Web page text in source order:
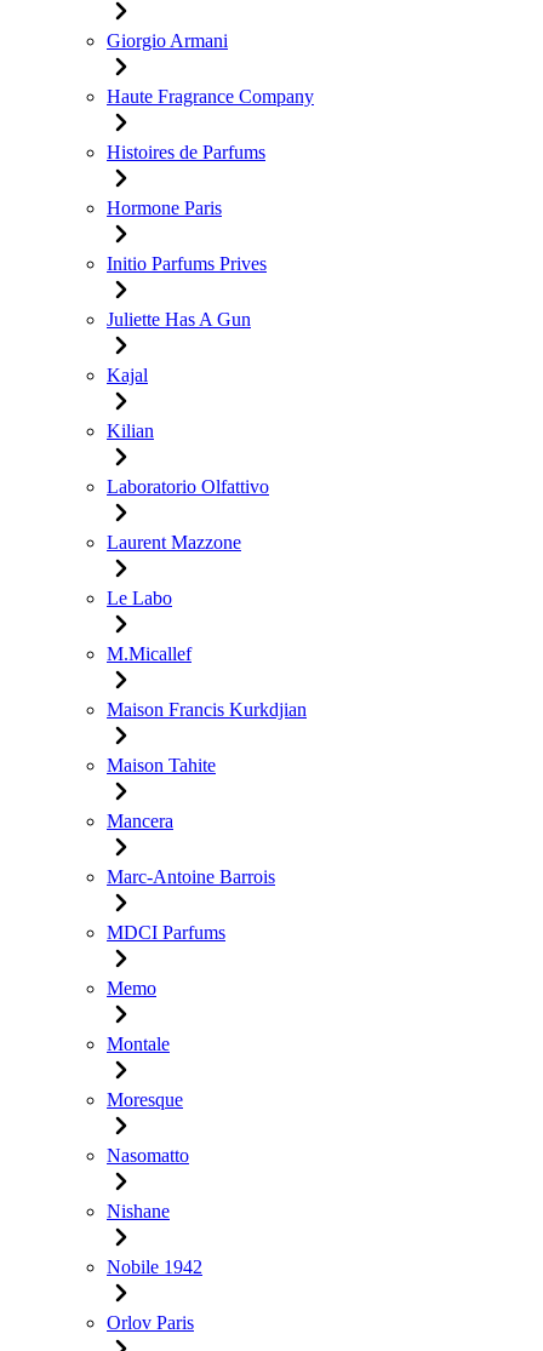
Giorgio Armani
Haute Fragrance Company
Histoires de Parfums
Hormone Paris
Initio Parfums Prives
Juliette Has A Gun
Kajal
Kilian
Laboratorio Olfattivo
Laurent Mazzone
Le Labo
M.Micallef
Maison Francis Kurkdjian
Maison Tahite
Mancera
Marc-Antoine Barrois
MDCI Parfums
Memo
Montale
Moresque
Nasomatto
Nishane
Nobile 1942
Orlov Paris